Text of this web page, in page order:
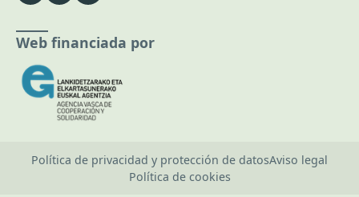
Web financiada por
Política de privacidad y protección de datosAviso legal
Política de cookies